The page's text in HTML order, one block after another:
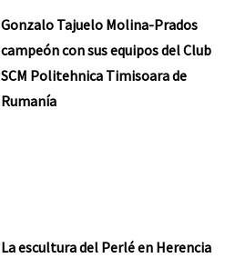
Gonzalo Tajuelo Molina-Prados
campeón con sus equipos del Club
SCM Politehnica Timisoara de
Rumanía
La escultura del Perlé en Herencia